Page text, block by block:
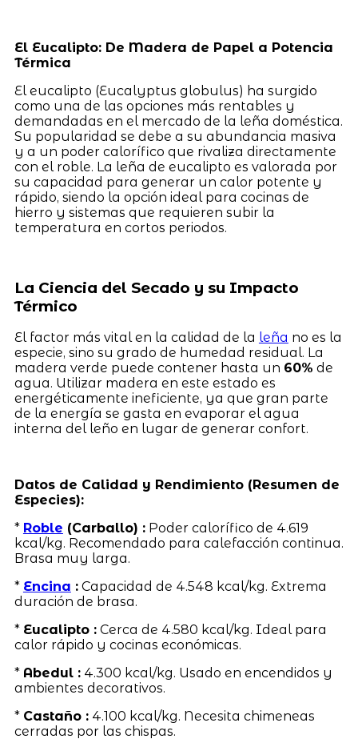
El Eucalipto: De Madera de Papel a Potencia
Térmica
El eucalipto (Eucalyptus globulus) ha surgido
como una de las opciones más rentables y
demandadas en el mercado de la leña doméstica.
Su popularidad se debe a su abundancia masiva
y a un poder calorífico que rivaliza directamente
con el roble. La leña de eucalipto es valorada por
su capacidad para generar un calor potente y
rápido, siendo la opción ideal para cocinas de
hierro y sistemas que requieren subir la
temperatura en cortos periodos.
La Ciencia del Secado y su Impacto
Térmico
El factor más vital en la calidad de la leña no es la
especie, sino su grado de humedad residual. La
madera verde puede contener hasta un 60% de
agua. Utilizar madera en este estado es
energéticamente ineficiente, ya que gran parte
de la energía se gasta en evaporar el agua
interna del leño en lugar de generar confort.
Datos de Calidad y Rendimiento (Resumen de
Especies):
* Roble (Carballo) :Poder calorífico de 4.619
kcal/kg. Recomendado para calefacción continua.
Brasa muy larga.
* Encina :Capacidad de 4.548 kcal/kg. Extrema
duración de brasa.
* Eucalipto :Cerca de 4.580 kcal/kg. Ideal para
calor rápido y cocinas económicas.
* Abedul :4.300 kcal/kg. Usado en encendidos y
ambientes decorativos.
* Castaño :4.100 kcal/kg. Necesita chimeneas
cerradas por las chispas.